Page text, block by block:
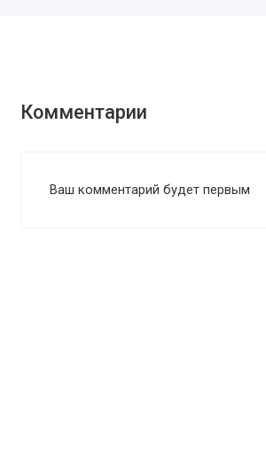
Комментарии
Ваш комментарий будет первым